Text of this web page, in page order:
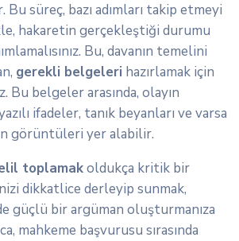
süreç, bazı adımları takip etmeyi
hakaretin gerçekleştiği durumu
Bu, davanın temelini
gerekli belgeleri hazırlamak için
Bu belgeler arasında, olayın
ifadeler, tanık beyanları ve varsa
görüntüleri yer alabilir.
toplamakoldukça kritik bir
dikkatlice derleyip sunmak,
güçlü bir argüman oluşturmanıza
mahkeme başvurusu sırasında